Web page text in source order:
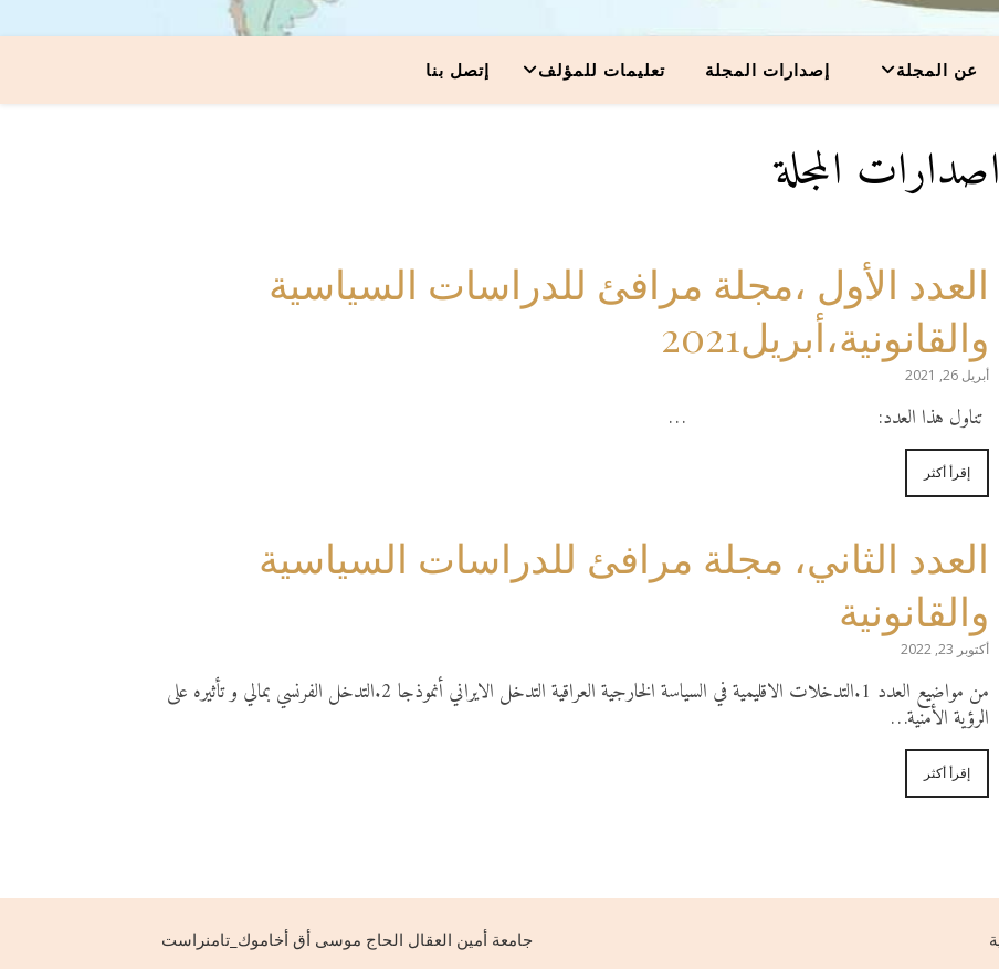
عن المجلة إصدارات المجلة تعليمات للمؤلف إتصل بنا
اصدارات المجلة
العدد الأول ،مجلة مرافئ للدراسات السياسية
والقانونية،أبريل2021
أبريل 26, 2021
تناول هذا العدد: …
إقرأ أكثر
العدد الثاني، مجلة مرافئ للدراسات السياسية
والقانونية
أكتوبر 23, 2022
من مواضيع العدد 1.التدخلات الاقليمية في السياسة الخارجية العراقية التدخل الايراني أنموذجا 2.التدخل الفرنسي بمالي و تأثيره على
الرؤية الأمنية…
إقرأ أكثر
جامعة أمين العقال الحاج موسى أق أخاموك_تامنراست